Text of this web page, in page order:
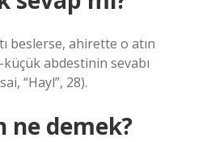
beslerse, ahirette o atın
abdestinin sevabı
“Hayl”, 28).
ne demek?